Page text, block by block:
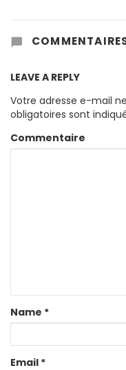
LEAVE A REPLY
Votre adresse e-mail
obligatoires sont
Commentaire
Name *
Email *